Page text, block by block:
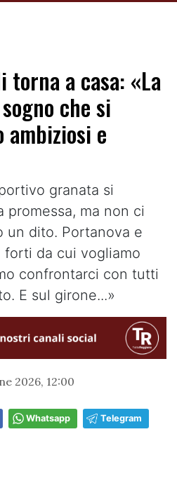
torna a casa: «La
che si
ambiziosi e
granata si
promessa, ma non ci
un dito. Portanova e
forti da cui vogliamo
confrontarci con tutti
E sul girone...»
2026, 12:00
Whatsapp Telegram